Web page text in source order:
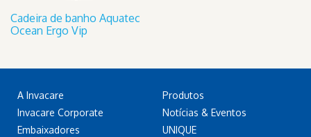
Cadeira de banho Aquatec
Ocean Ergo Vip
A Invacare
Invacare Corporate
Embaixadores
Produtos
Notícias & Eventos
UNIQUE